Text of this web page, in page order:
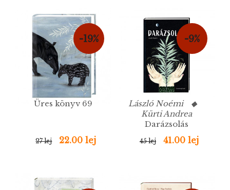
-19%
Üres könyv 69
27 lej 22.00 lej
-9%
László Noémi ◆
Kürti Andrea
Darázsolás
45 lej 41.00 lej